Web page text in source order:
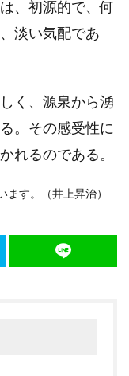
、初源的で、何
淡い気配であ
く、源泉から湧
。その感受性に
れるのである。
す。（井上昇治）